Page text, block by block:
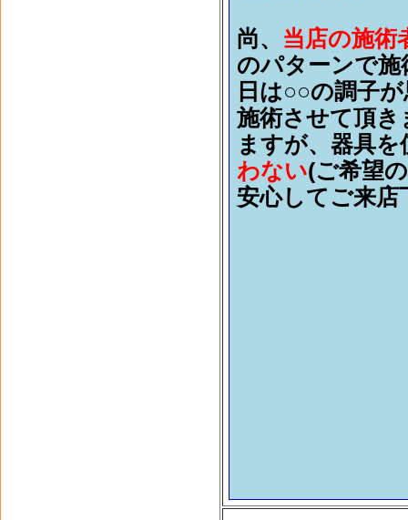
尚、 当店の施術
のパターンで
日は○○の調子
施術させて頂
ますが、器具
わない(ご希望
安心してご来店